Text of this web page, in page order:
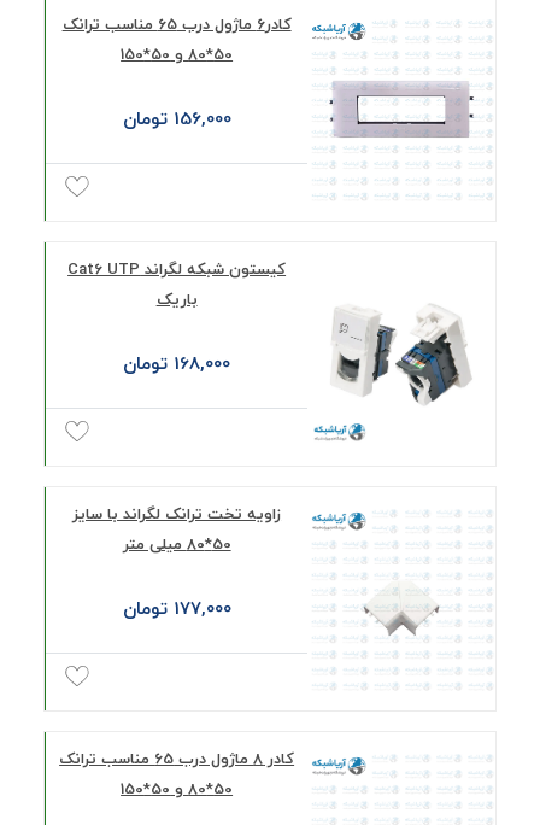
کادر6 ماژول درب 65 مناسب ترانک
50*80 و 50*150
156,000 تومان
کیستون شبکه لگراند Cat6 UTP
باریک
168,000 تومان
زاویه تخت ترانک لگراند با سایز
50*80 میلی متر
177,000 تومان
کادر 8 ماژول درب 65 مناسب ترانک
50*80 و 50*150